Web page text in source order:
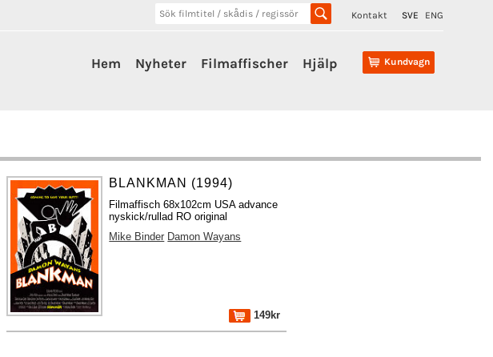
Kontakt SVE ENG
Kundvagn
Hem Nyheter Filmaffischer Hjälp
BLANKMAN (1994)
Filmaffisch 68x102cm USA advance
nyskick/rullad RO original
Mike Binder Damon Wayans
149kr